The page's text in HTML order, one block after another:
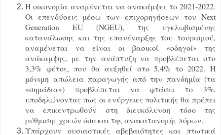
Η οικονομία αναμένεται να ανακάμψει το 2021-2022.
Οι επενδύσεις μέσω των επιχορηγήσεων του Next
Generation EU (NGEU), της εγκλωβισμένης
κατανάλωσης και της επανέναρξης του τουρισμού,
αναμένεται να είναι οι βασικοί «οδηγοί» της
ανάκαμψης, με την ανάπτυξη να προβλέπεται στο
3,3% φέτος, που θα αυξηθεί στο 5,4% το 2022. Η
μόνιμη απώλεια παραγωγής από την πανδημία (τα
«σημάδια») προβλέπεται να φτάσει το 3%,
υποδηλώνοντας πως οι ενέργειες πολιτικής θα πρέπει
να επικεντρωθούν στη διευκόλυνση τόσο της
ρύθμισης χρεών όσο και της ανακατανομής πόρων.
Υπάρχουν ουσιαστικές αβεβαιότητες και πτωτικά